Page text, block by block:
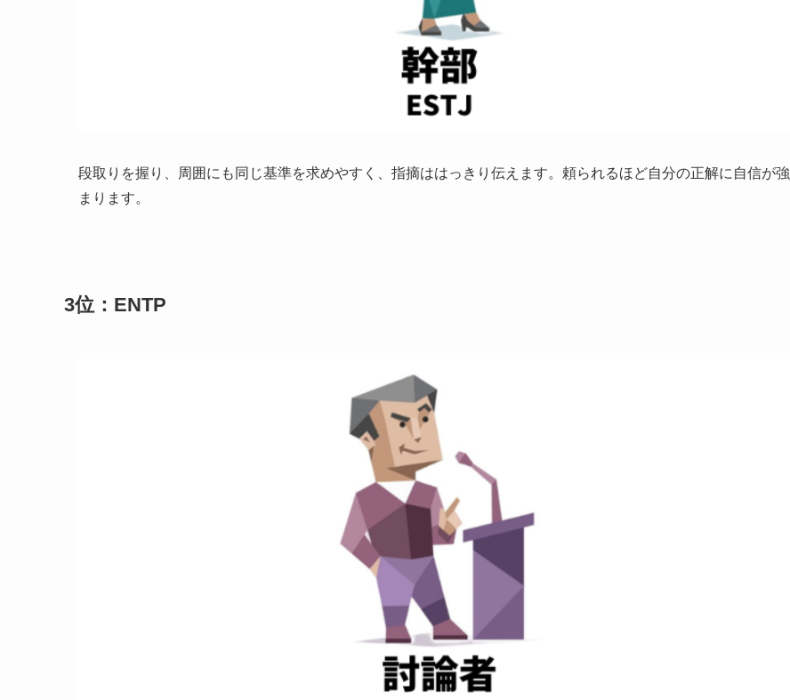
段取りを握り、周囲にも同じ基準を求めやすく、指摘ははっきり伝えます。頼られるほど自分の正解に自信が強
まります。
3位：ENTP